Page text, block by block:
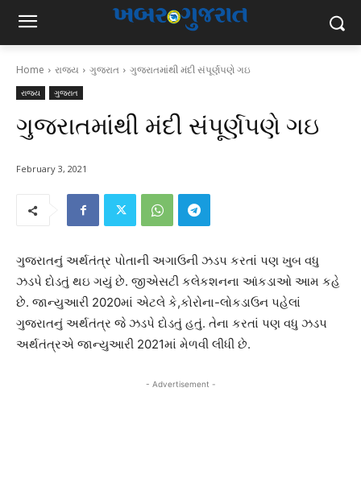
Home રાજ્ય ગુજરાત ગુજરાતમાંથી મંદી સંપૂર્ણપણે ગઇ
રાજ્ય ગુજરાત
ગુજરાતમાંથી મંદી સંપૂર્ણપણે ગઇ
February 3, 2021
ગુજરાતનું અર્થતંત્ર પોતાની અગાઉની ઝડપ કરતાં પણ ખુબ વધુ
ઝડપે દોડતું થઇ ગયું છે. જીએસટી કલેકશનના આંકડાઓ આમ કહે
છે. જાન્યુઆરી 2020માં એટલે કે,કોરોના-લોકડાઉન પહેલાં
ગુજરાતનું અર્થતંત્ર જે ઝડપે દોડતું હતું. તેના કરતાં પણ વધુ ઝડપ
અર્થતંત્રએ જાન્યુઆરી 2021માં મેળવી લીધી છે.
- Advertisement -